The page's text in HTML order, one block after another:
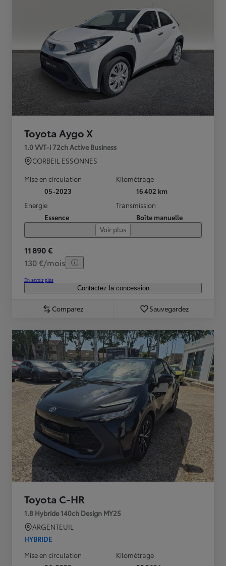
Toyota Aygo X
1.0 VVT-i 72ch Active Business
CORBEIL ESSONNES
Mise en circulation
05-2023
Kilométrage
16 402 km
Energie
Essence
Transmission
Boîte manuelle
Voir plus
11 890 €
130 €/mois
En savoir plus
Contactez la concession
Comparez Sauvegardez
Toyota C-HR
1.8 Hybride 140ch Design MY25
ARGENTEUIL
HYBRIDE
Mise en circulation
Kilométrage